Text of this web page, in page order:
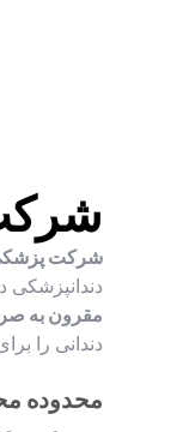
شرکت
دندانپزشکی
مقرون به
دندانی را
محدوده